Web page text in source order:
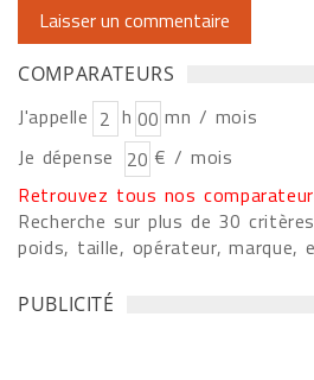
COMPARATEURS
J'appelle h
mn / mois
Je dépense
€ / mois
Retrouvez tous nos
Recherche sur plus de 30
poids, taille, opérateur, marque,
PUBLICITÉ